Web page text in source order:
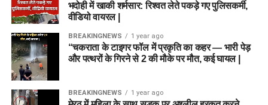
भदोही में खाकी शर्मसार: रिश्वत लेते पकड़े गए पुलिसकर्मी,
वीडियो वायरल |
BREAKINGNEWS 1 year ago
“चकराता के टाइगर फॉल में प्रकृति का कहर — भारी पेड़
और पत्थरों के गिरने से 2 की मौके पर मौत, कई घायल |
BREAKINGNEWS 1 year ago